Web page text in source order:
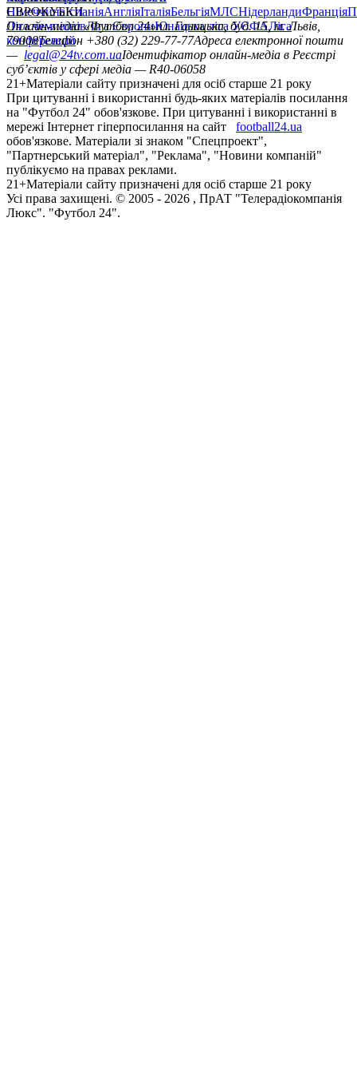
НімеччинаІспаніяАнгліяІталіяБельгіяМЛСНідерландиФранція
ЄВРОКУБКИ
Ліга чемпіонівЛіга ЄвропиЮнацька ліга УЄФАЛіга
конференцій
Онлайн-медіа «Футбол 24»пл. Галицька, буд. 15, м. Львів,
79008Телефон +380 (32) 229-77-77Адреса електронної пошти
— legal@24tv.com.uaІдентифікатор онлайн-медіа в Реєстрі
суб’єктів у сфері медіа — R40-06058
21+Матеріали сайту призначені для осіб старше 21 року
При цитуванні і використанні будь-яких матеріалів посилання
на "Футбол 24" обов'язкове. При цитуванні і використанні в
мережі Інтернет гіперпосилання на сайт
football24.ua
обов'язкове. Матеріали зі знаком "Спецпроект",
"Партнерський матеріал", "Реклама", "Новини компаній"
публікуємо на правах реклами.
21+Матеріали сайту призначені для осіб старше 21 року
Усi права захищенi. © 2005 - 2026 , ПрАТ "Телерадіокомпанія
Люкс". "Футбол 24".